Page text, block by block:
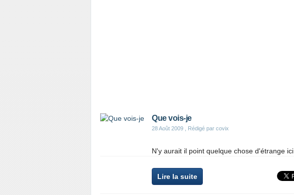
Que vois-je
28 Août 2009 , Rédigé par covix
N'y aurait il point quelque chose d'étrange ici
Lire la suite